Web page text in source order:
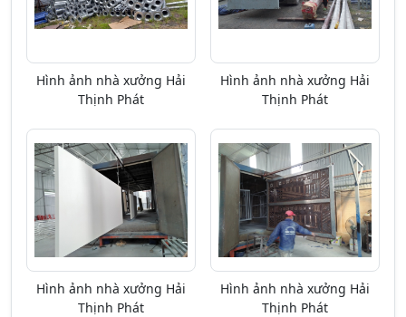
Hình ảnh nhà xưởng Hải
Thịnh Phát
Hình ảnh nhà xưởng Hải
Thịnh Phát
Hình ảnh nhà xưởng Hải
Thịnh Phát
Hình ảnh nhà xưởng Hải
Thịnh Phát